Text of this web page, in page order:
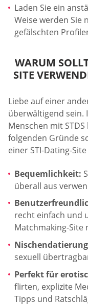
Laden Sie ein
Weise werden
gefälschten
WARUM
SITE
Liebe auf einer
überwältigend sein.
Menschen mit
folgenden Gründe
einer STI-Dating-
Bequemlichkeit:
überall aus
recht einfach und
Matchmaking-Site
sexuell
Perfekt für
flirten, explizite
Tipps und